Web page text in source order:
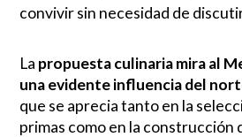
convivir sin necesidad de
La propuesta culinaria mira al
una evidente influencia del
que se aprecia tanto en la
primas como en la construcción